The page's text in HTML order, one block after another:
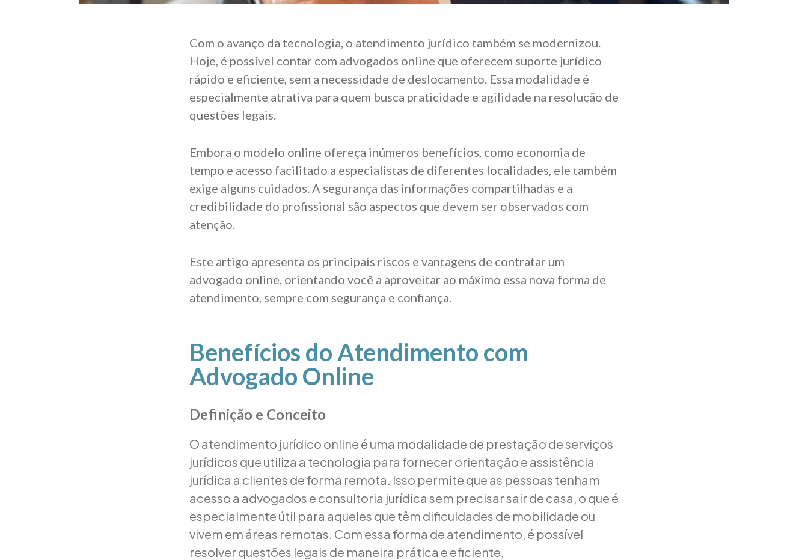
Com o avanço da tecnologia, o atendimento jurídico também se modernizou.
Hoje, é possível contar com advogados online que oferecem suporte jurídico
rápido e eficiente, sem a necessidade de deslocamento. Essa modalidade é
especialmente atrativa para quem busca praticidade e agilidade na resolução de
questões legais.
Embora o modelo online ofereça inúmeros benefícios, como economia de
tempo e acesso facilitado a especialistas de diferentes localidades, ele também
exige alguns cuidados. A segurança das informações compartilhadas e a
credibilidade do profissional são aspectos que devem ser observados com
atenção.
Este artigo apresenta os principais riscos e vantagens de contratar um
advogado online, orientando você a aproveitar ao máximo essa nova forma de
atendimento, sempre com segurança e confiança.
Benefícios do Atendimento com
Advogado Online
Definição e Conceito
O atendimento jurídico online é uma modalidade de prestação de serviços
jurídicos que utiliza a tecnologia para fornecer orientação e assistência
jurídica a clientes de forma remota. Isso permite que as pessoas tenham
acesso a advogados e consultoria jurídica sem precisar sair de casa, o que é
especialmente útil para aqueles que têm dificuldades de mobilidade ou
vivem em áreas remotas. Com essa forma de atendimento, é possível
resolver questões legais de maneira prática e eficiente,